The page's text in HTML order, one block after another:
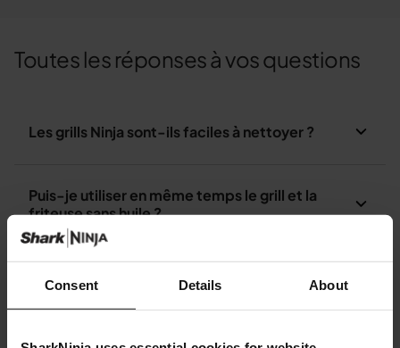
Consent Details About
Toutes les réponses à vos questions
Les grills Ninja sont-ils faciles à nettoyer ?
Puis-je utiliser en même temps le grill et la
friteuse sans huile ?
Que puis-je cuire dans un grill Ninja Foodi ?
Comment utiliser le grill ?